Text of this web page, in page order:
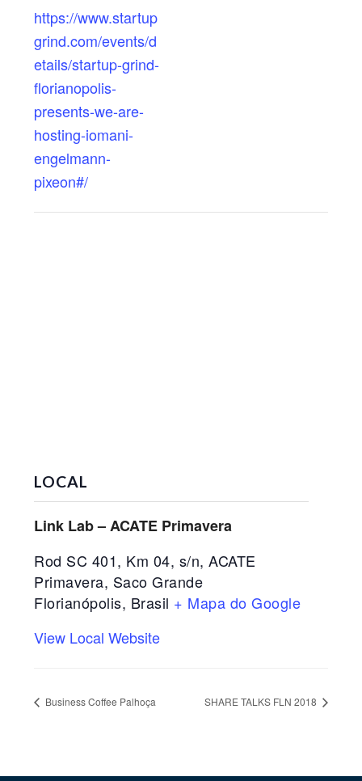
https://www.startup
grind.com/events/d
etails/startup-grind-
florianopolis-
presents-we-are-
hosting-iomani-
engelmann-
pixeon#/
LOCAL
Link Lab – ACATE Primavera
Rod SC 401, Km 04, s/n, ACATE
Primavera, Saco Grande
Florianópolis, Brasil + Mapa do Google
View Local Website
Business Coffee Palhoça SHARE TALKS FLN 2018